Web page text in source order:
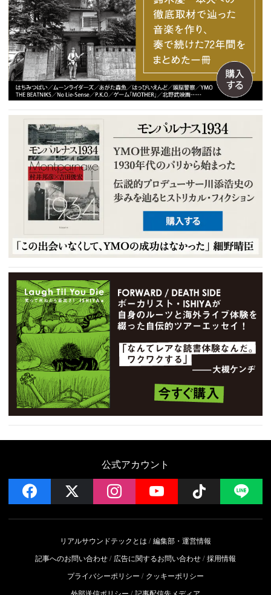
公式アカウント
facebook instagramYouTube Follow
リアルサウンドテックとは
編集部・運営情報
記事へのお問い合わせ
広告に関するお問い合わせ 採用情報
プライバシーポリシー
クッキーポリシー
外部送信ポリシー
記事配信先メディア